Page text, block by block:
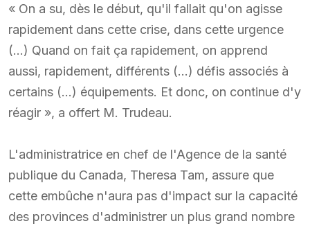
« On a su, dès le début, qu'il fallait qu'on agisse
rapidement dans cette crise, dans cette urgence
(…) Quand on fait ça rapidement, on apprend
aussi, rapidement, différents (…) défis associés à
certains (…) équipements. Et donc, on continue d'y
réagir », a offert M. Trudeau.
L'administratrice en chef de l'Agence de la santé
publique du Canada, Theresa Tam, assure que
cette embûche n'aura pas d'impact sur la capacité
des provinces d'administrer un plus grand nombre